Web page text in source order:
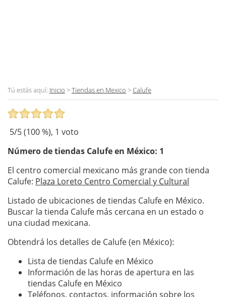
Tú estás aquí: Inicio >Tiendas en Mexico >Calufe
5/5 (100%), 1 voto
Número de tiendas Calufeen México: 1
El centro comercial mexicano más grande con tienda
Calufe: Plaza Loreto Centro Comercial y Cultural
Listado de ubicaciones de tiendas Calufe en México.
Buscar la tienda Calufe más cercana en un estado o
una ciudad mexicana.
Obtendrá los detalles de Calufe (en México):
Lista de tiendas Calufe en México
Información de las horas de apertura en las
tiendas Calufe en México
Teléfonos, contactos, información sobre los